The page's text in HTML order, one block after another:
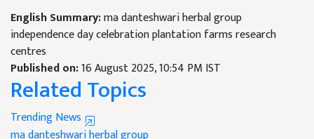
English Summary:ma danteshwari herbal group
independence day celebration plantation farms research
centres
Published on:16 August 2025, 10:54 PM IST
Related Topics
Trending News
ma danteshwari herbal group